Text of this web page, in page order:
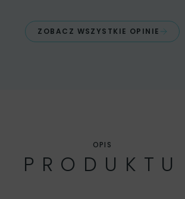
ZOBACZ WSZYSTKIE OPINIE
OPIS
PRODUKTU